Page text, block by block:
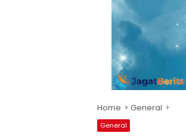
Home General
General